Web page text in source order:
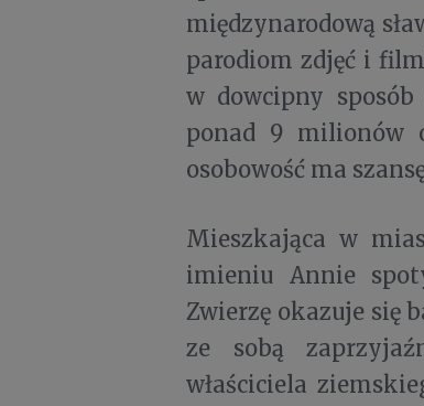
międzynarodową
parodiom zdjęć i
w dowcipny
ponad 9 milionów
osobowość ma
Mieszkająca w
imieniu Annie
Zwierzę okazuje się
ze sobą
właściciela